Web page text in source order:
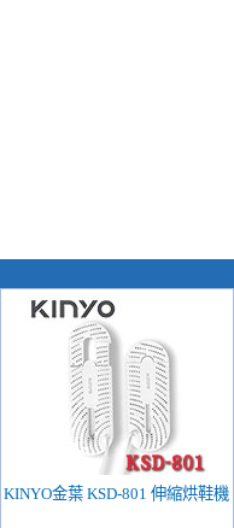
KINYO金葉 KSD-801 伸縮烘鞋機